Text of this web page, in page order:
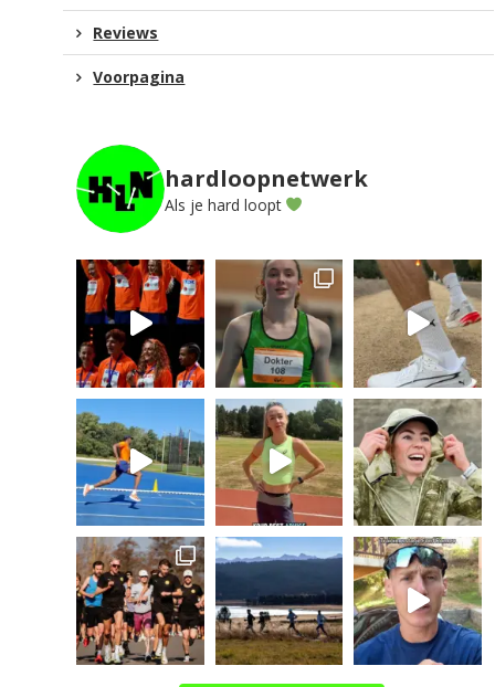
Reviews
Voorpagina
hardloopnetwerk
Als je hard loopt